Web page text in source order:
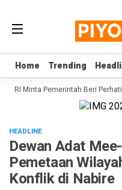
Home Trending
Home Trending
RI Minta Pemerintah Beri
HEADLINE
Dewan Adat
Pemetaan
Konflik di Nabire